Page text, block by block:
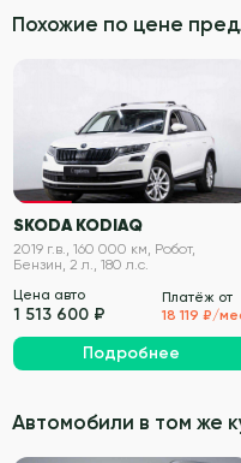
Похожие по цене
VIN проверен
SKODA KODIAQ
2019 г.в., 160 000 км, Робот,
Бензин, 2 л., 180 л.с.
Цена авто
1 513 600 ₽
Платёж от
18 119 ₽/
Подробнее
Автомобили в том же